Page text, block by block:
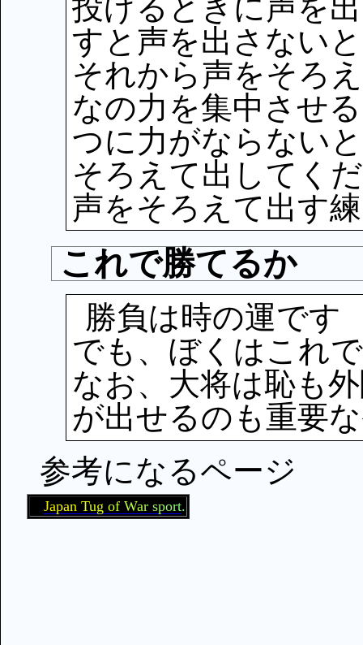
投げるときに声を
すと声を出さない
それから声をそろ
なの力を集中させ
つに力がならない
そろえて出してく
声をそろえて出す
これで勝てるか
勝負は時の運です
でも、ぼくはこれ
なお、大将は恥も
が出せるのも重要
参考になるページ
Japan Tug of War sport.